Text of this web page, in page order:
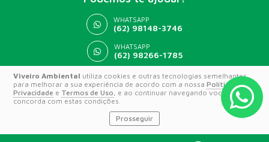
Viveiro Ambiental utiliza cookies e outras tecnologias semelhantes
para melhorar a sua experiência de acordo com a nossa Política de
Privacidade e Termos de Uso, e ao continuar navegando você
concorda com estas condições.
Prosseguir
WHATSAPP
(62) 98148-3746
WHATSAPP
(62) 98266-1785
© 2026 VIVEIRO AMBIENTAL